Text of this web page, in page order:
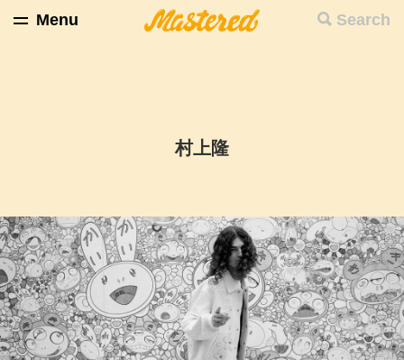
Search
Menu
村上隆